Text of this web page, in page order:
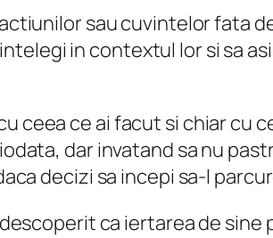
sau cuvintelor fata
in contextul lor si sa
ceea ce ai facut si chiar cu
dar invatand sa nu
decizi sa incepi sa-l
ca iertarea de sine